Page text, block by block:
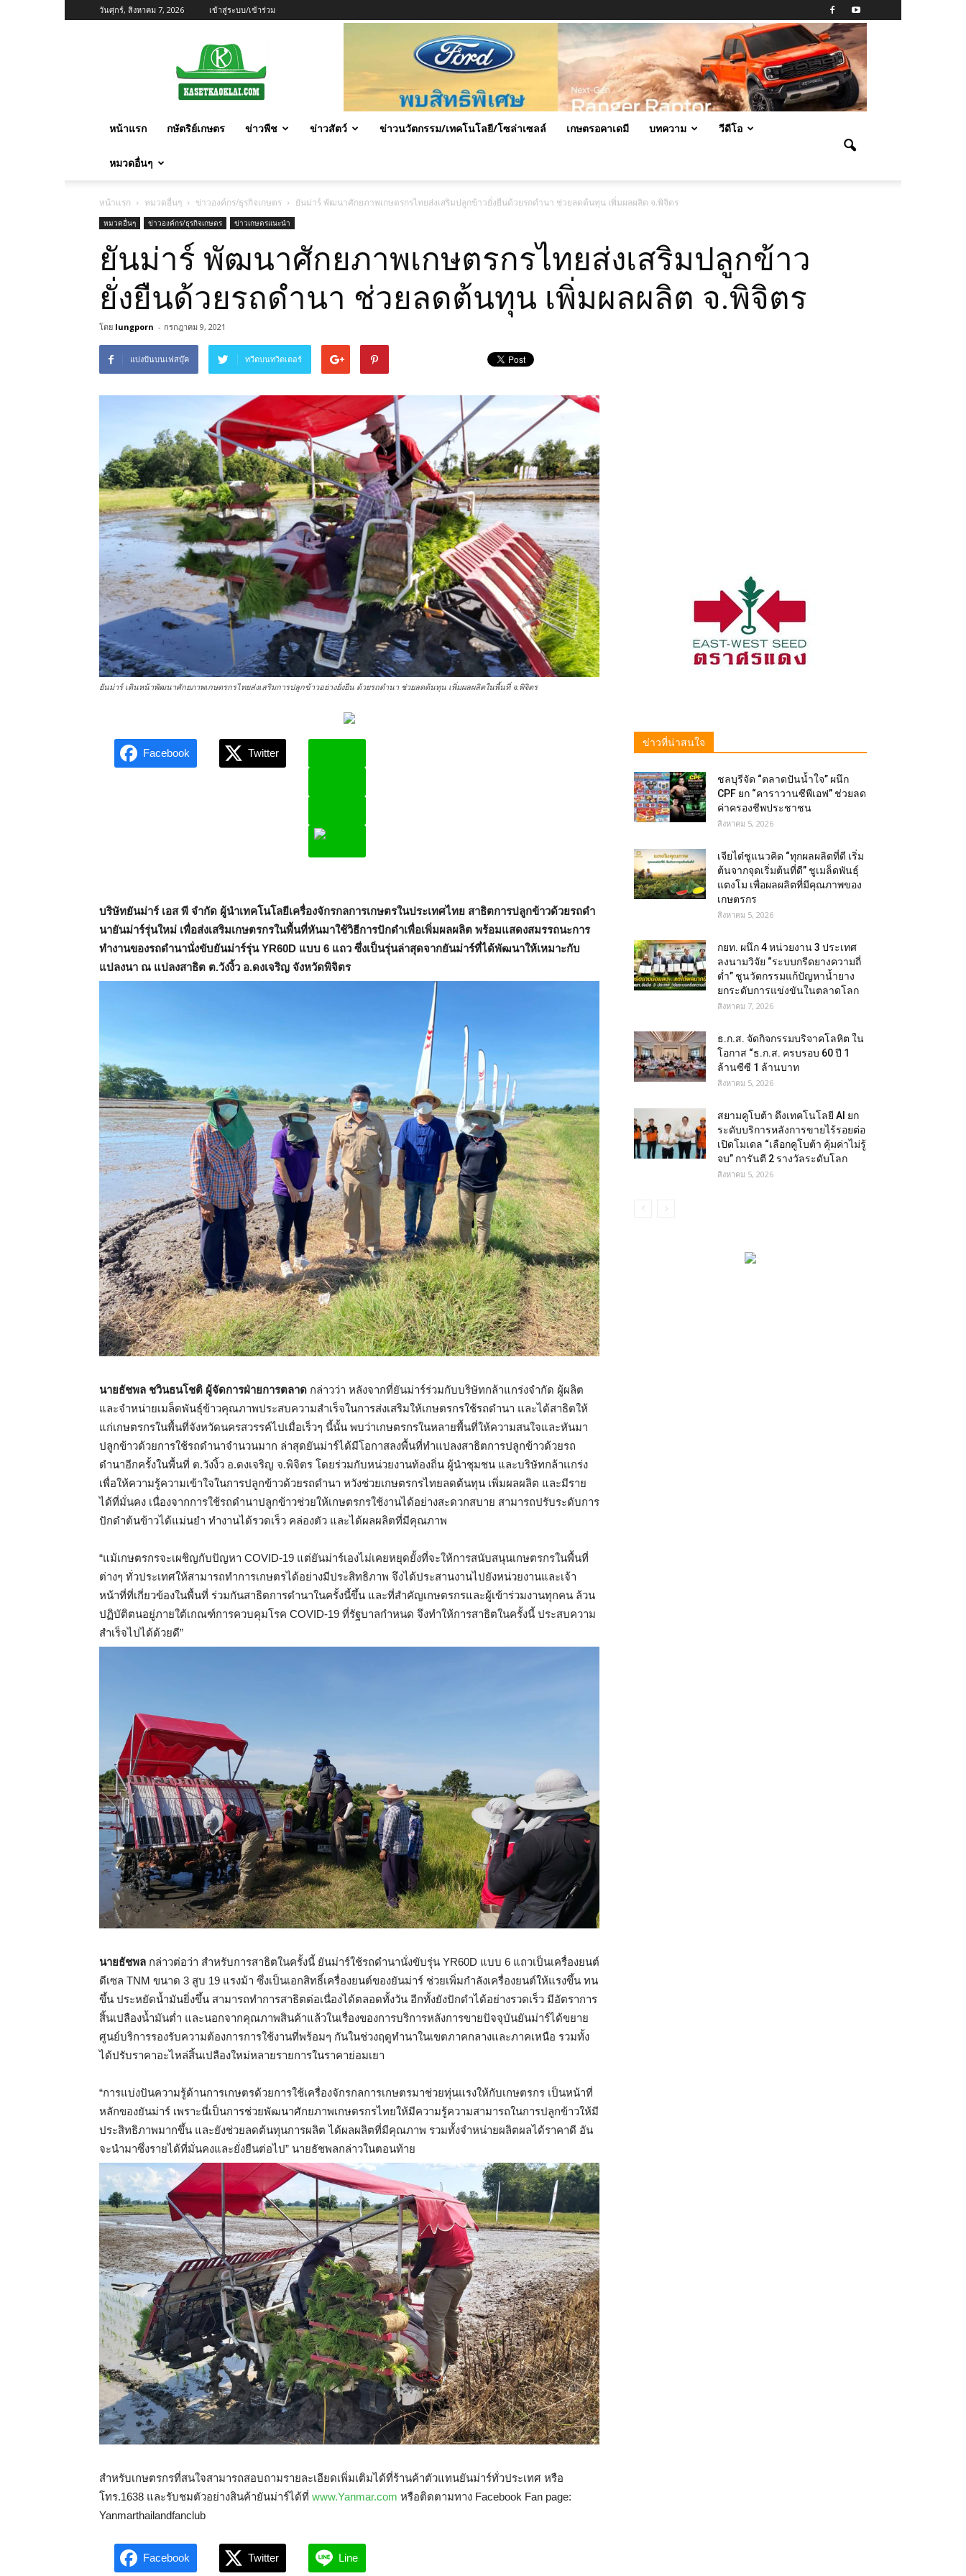
วันศุกร์, สิงหาคม 7, 2026 เข้าสู่ระบบ/เข้าร่วม
หน้าแรก กษัตริย์เกษตร ข่าวพืช ข่าวสัตว์ ข่าวนวัตกรรม/เทคโนโลยี/โซล่าเซลล์ เกษตรอคาเดมี บทความ วีดีโอ
หมวดอื่นๆ
หน้าแรก หมวดอื่นๆ ข่าวองค์กร/ธุรกิจเกษตร ยันม่าร์ พัฒนาศักยภาพเกษตรกรไทยส่งเสริมปลูกข้าวยั่งยืนด้วยรถดำนา ช่วยลดต้นทุน เพิ่มผลผลิต จ.พิจิตร
หมวดอื่นๆ ข่าวองค์กร/ธุรกิจเกษตร ข่าวเกษตรแนะนำ
ยันม่าร์ พัฒนาศักยภาพเกษตรกรไทยส่งเสริมปลูกข้าว
ยั่งยืนด้วยรถดำนา ช่วยลดต้นทุน เพิ่มผลผลิต จ.พิจิตร
โดย lungporn - กรกฎาคม 9, 2021
แบ่งปันบนเฟสบุ๊ค ทวีตบนทวิตเตอร์
ยันม่าร์ เดินหน้าพัฒนาศักยภาพเกษตรกรไทยส่งเสริมการปลูกข้าวอย่างยั่งยืน ด้วยรถดำนา ช่วยลดต้นทุน เพิ่มผลผลิตในพื้นที่ จ.พิจิตร
Facebook Twitter
บริษัทยันม่าร์ เอส พี จำกัด ผู้นำเทคโนโลยีเครื่องจักรกลการเกษตรในประเทศไทย สาธิตการปลูกข้าวด้วยรถดำ
นายันม่าร์รุ่นใหม่ เพื่อส่งเสริมเกษตรกรในพื้นที่หันมาใช้วิธีการปักดำเพื่อเพิ่มผลผลิต พร้อมแสดงสมรรถนะการ
ทำงานของรถดำนานั่งขับยันม่าร์รุ่นYR60D แบบ 6 แถว ซึ่งเป็นรุ่นล่าสุดจากยันม่าร์ที่ได้พัฒนาให้เหมาะกับ
แปลงนา ณ แปลงสาธิต ต.วังงิ้ว อ.ดงเจริญ จังหวัดพิจิตร
นายธัชพล ชวินธนโชติ ผู้จัดการฝ่ายการตลาด กล่าวว่า หลังจากที่ยันม่าร์ร่วมกับบริษัทกล้าแกร่งจำกัด ผู้ผลิต
และจำหน่ายเมล็ดพันธุ์ข้าวคุณภาพประสบความสำเร็จในการส่งเสริมให้เกษตรกรใช้รถดำนา และได้สาธิตให้
แก่เกษตรกรในพื้นที่จังหวัดนครสวรรค์ไปเมื่อเร็วๆ นี้นั้น พบว่าเกษตรกรในหลายพื้นที่ให้ความสนใจและหันมา
ปลูกข้าวด้วยการใช้รถดำนาจำนวนมาก ล่าสุดยันม่าร์ได้มีโอกาสลงพื้นที่ทำแปลงสาธิตการปลูกข้าวด้วยรถ
ดำนาอีกครั้งในพื้นที่ ต.วังงิ้ว อ.ดงเจริญ จ.พิจิตร โดยร่วมกับหน่วยงานท้องถิ่น ผู้นำชุมชน และบริษัทกล้าแกร่ง
เพื่อให้ความรู้ความเข้าใจในการปลูกข้าวด้วยรถดำนา หวังช่วยเกษตรกรไทยลดต้นทุน เพิ่มผลผลิต และมีราย
ได้ที่มั่นคง เนื่องจากการใช้รถดำนาปลูกข้าวช่วยให้เกษตรกรใช้งานได้อย่างสะดวกสบาย สามารถปรับระดับการ
ปักดำต้นข้าวได้แม่นยำ ทำงานได้รวดเร็ว คล่องตัว และได้ผลผลิตที่มีคุณภาพ
“แม้เกษตรกรจะเผชิญกับปัญหา COVID-19 แต่ยันม่าร์เองไม่เคยหยุดยั้งที่จะให้การสนับสนุนเกษตรกรในพื้นที่
ต่างๆ ทั่วประเทศให้สามารถทำการเกษตรได้อย่างมีประสิทธิภาพ จึงได้ประสานงานไปยังหน่วยงานและเจ้า
หน้าที่ที่เกี่ยวข้องในพื้นที่ ร่วมกันสาธิตการดำนาในครั้งนี้ขึ้น และที่สำคัญเกษตรกรและผู้เข้าร่วมงานทุกคน ล้วน
ปฏิบัติตนอยู่ภายใต้เกณฑ์การควบคุมโรค COVID-19 ที่รัฐบาลกำหนด จึงทำให้การสาธิตในครั้งนี้ ประสบความ
สำเร็จไปได้ด้วยดี”
นายธัชพล กล่าวต่อว่า สำหรับการสาธิตในครั้งนี้ ยันม่าร์ใช้รถดำนานั่งขับรุ่น YR60D แบบ 6 แถวเป็นเครื่องยนต์
ดีเซล TNM ขนาด 3 สูบ 19 แรงม้า ซึ่งเป็นเอกสิทธิ์เครื่องยนต์ของยันม่าร์ ช่วยเพิ่มกำลังเครื่องยนต์ให้แรงขึ้น ทน
ขึ้น ประหยัดน้ำมันยิ่งขึ้น สามารถทำการสาธิตต่อเนื่องได้ตลอดทั้งวัน อีกทั้งยังปักดำได้อย่างรวดเร็ว มีอัตราการ
สิ้นเปลืองน้ำมันต่ำ และนอกจากคุณภาพสินค้าแล้วในเรื่องของการบริการหลังการขายปัจจุบันยันม่าร์ได้ขยาย
ศูนย์บริการรองรับความต้องการการใช้งานที่พร้อมๆ กันในช่วงฤดูทำนาในเขตภาคกลางและภาคเหนือ รวมทั้ง
ได้ปรับราคาอะไหล่สิ้นเปลืองใหม่หลายรายการในราคาย่อมเยา
“การแบ่งปันความรู้ด้านการเกษตรด้วยการใช้เครื่องจักรกลการเกษตรมาช่วยทุ่นแรงให้กับเกษตรกร เป็นหน้าที่
หลักของยันม่าร์ เพราะนี่เป็นการช่วยพัฒนาศักยภาพเกษตรกรไทยให้มีความรู้ความสามารถในการปลูกข้าวให้มี
ประสิทธิภาพมากขึ้น และยังช่วยลดต้นทุนการผลิต ได้ผลผลิตที่มีคุณภาพ รวมทั้งจำหน่ายผลิตผลได้ราคาดี อัน
จะนำมาซึ่งรายได้ที่มั่นคงและยั่งยืนต่อไป” นายธัชพลกล่าวในตอนท้าย
สำหรับเกษตรกรที่สนใจสามารถสอบถามรายละเอียดเพิ่มเติมได้ที่ร้านค้าตัวแทนยันม่าร์ทั่วประเทศ หรือ
โทร.1638 และรับชมตัวอย่างสินค้ายันม่าร์ได้ที่ www.Yanmar.com หรือติดตามทาง Facebook Fan page:
Yanmarthailandfanclub
Facebook Twitter Line
ข่าวที่น่าสนใจ
ชลบุรีจัด “ตลาดปันน้ำใจ” ผนึก
CPF ยก “คาราวานซีพีเอฟ” ช่วยลด
ค่าครองชีพประชาชน
สิงหาคม 5, 2026
เจียไต๋ชูแนวคิด “ทุกผลผลิตที่ดี เริ่ม
ต้นจากจุดเริ่มต้นที่ดี” ชูเมล็ดพันธุ์
แตงโม เพื่อผลผลิตที่มีคุณภาพของ
เกษตรกร
สิงหาคม 5, 2026
กยท. ผนึก 4 หน่วยงาน 3 ประเทศ
ลงนามวิจัย “ระบบกรีดยางความถี่
ต่ำ” ชูนวัตกรรมแก้ปัญหาน้ำยาง
ยกระดับการแข่งขันในตลาดโลก
สิงหาคม 7, 2026
ธ.ก.ส. จัดกิจกรรมบริจาคโลหิต ใน
โอกาส “ธ.ก.ส. ครบรอบ 60 ปี 1
ล้านซีซี 1 ล้านบาท
สิงหาคม 5, 2026
สยามคูโบต้า ดึงเทคโนโลยี AI ยก
ระดับบริการหลังการขายไร้รอยต่อ
เปิดโมเดล “เลือกคูโบต้า คุ้มค่าไม่รู้
จบ” การันตี 2 รางวัลระดับโลก
สิงหาคม 5, 2026